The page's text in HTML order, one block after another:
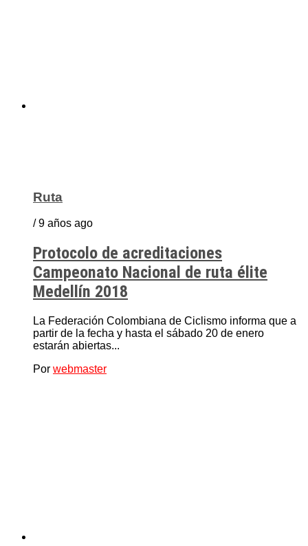
Ruta
/ 9 años ago
Protocolo de acreditaciones
Campeonato Nacional de ruta élite
Medellín 2018
La Federación Colombiana de Ciclismo informa que a
partir de la fecha y hasta el sábado 20 de enero
estarán abiertas...
Por webmaster